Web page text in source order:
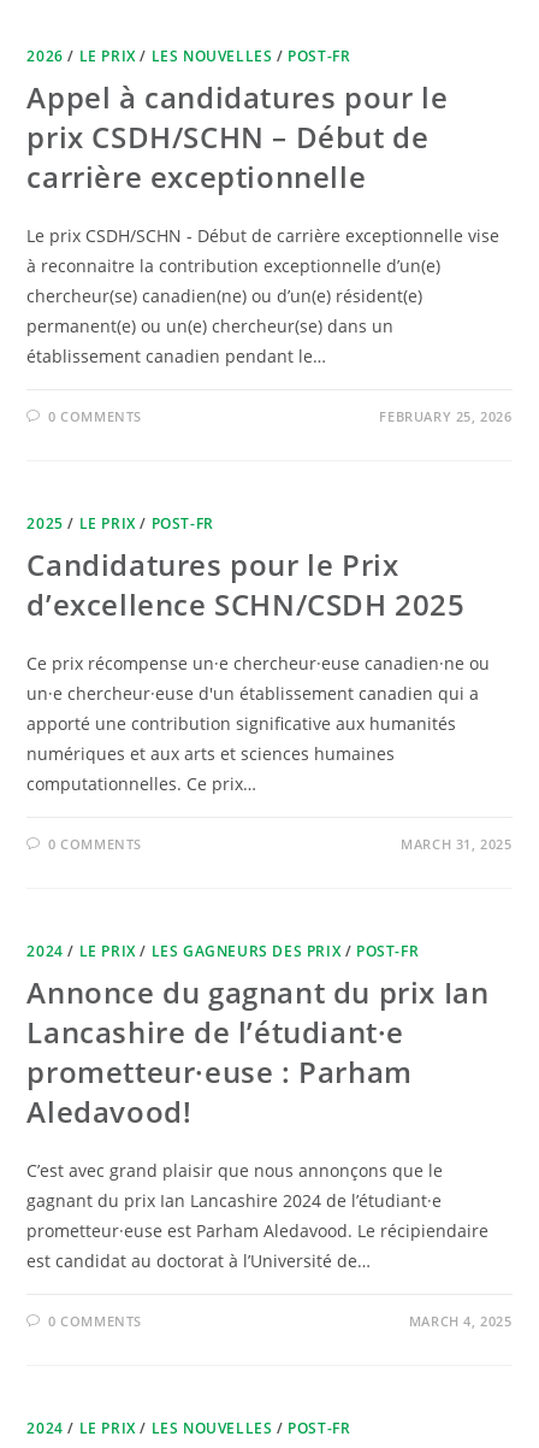
2026 / LE PRIX/ LES NOUVELLES / POST-FR
Appel à candidatures pour le
prix CSDH/SCHN – Début de
carrière exceptionnelle
Le prix CSDH/SCHN - Début de carrière exceptionnelle vise
à reconnaitre la contribution exceptionnelle d’un(e)
chercheur(se) canadien(ne) ou d’un(e) résident(e)
permanent(e) ou un(e) chercheur(se) dans un
établissement canadien pendant le…
0 COMMENTS FEBRUARY 25, 2026
2025 / LE PRIX/ POST-FR
Candidatures pour le Prix
d’excellence SCHN/CSDH 2025
Ce prix récompense un·e chercheur·euse canadien·ne ou
un·e chercheur·euse d'un établissement canadien qui a
apporté une contribution significative aux humanités
numériques et aux arts et sciences humaines
computationnelles. Ce prix…
0 COMMENTS MARCH 31, 2025
2024 / LE PRIX/ LES GAGNEURS DES PRIX/ POST-FR
Annonce du gagnant du prix Ian
Lancashire de l’étudiant·e
prometteur·euse : Parham
Aledavood!
C’est avec grand plaisir que nous annonçons que le
gagnant du prix Ian Lancashire 2024 de l’étudiant·e
prometteur·euse est Parham Aledavood. Le récipiendaire
est candidat au doctorat à l’Université de…
0 COMMENTS MARCH 4, 2025
2024 / LE PRIX/ LES NOUVELLES / POST-FR